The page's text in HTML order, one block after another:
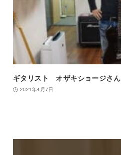
ギタリスト オザキショージさん
2021年4月7日